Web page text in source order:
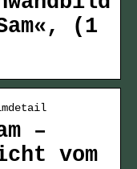
(1
–
vom